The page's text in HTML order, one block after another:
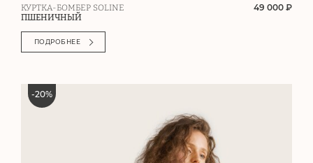
КУРТКА-БОМБЕР SOLINE
ПШЕНИЧНЫЙ
49 000 ₽
ПОДРОБНЕЕ
-20%